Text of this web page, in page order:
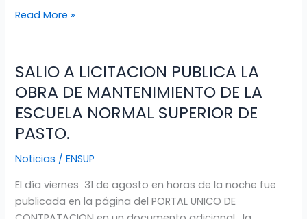
Read More »
SALIO A LICITACION PUBLICA LA
OBRA DE MANTENIMIENTO DE LA
ESCUELA NORMAL SUPERIOR DE
PASTO.
Noticias /ENSUP
El día viernes 31 de agosto en horas de la noche fue
publicada en la página del PORTAL UNICO DE
SALIO
A
LICITACION
PUBLICA
LA
OBRA
MANTENIMIENTO
DE